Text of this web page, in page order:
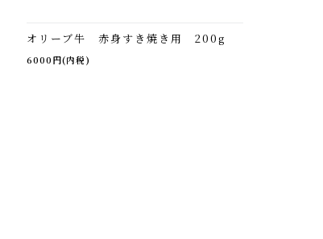
オリーブ牛 赤身すき焼き用 200g
6000円(内税)